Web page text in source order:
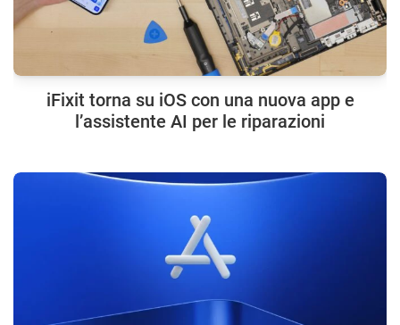
iFixit torna su iOS con una nuova app e
l’assistente AI per le riparazioni